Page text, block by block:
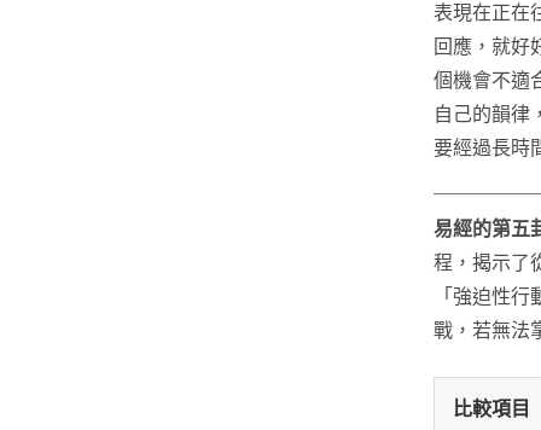
表現在正在
回應，就好
個機會不適
自己的韻律
要經過長時
易經的第五
程，揭示了
「強迫性
戰，若無法
比較項目